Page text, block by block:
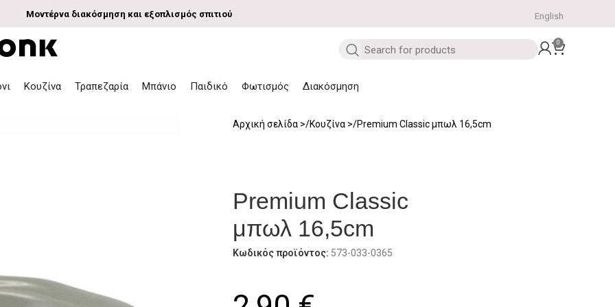
Μοντέρνα διακόσμηση και εξοπλισμός σπιτιού English
0
Κουζίνα Τραπεζαρία Μπάνιο Παιδικό Φωτισμός Διακόσμηση
Αρχική σελίδα Κουζίνα Premium Classic μπωλ 16,5cm
Premium Classic
μπωλ 16,5cm
Κωδικός προϊόντος: 573-033-0365